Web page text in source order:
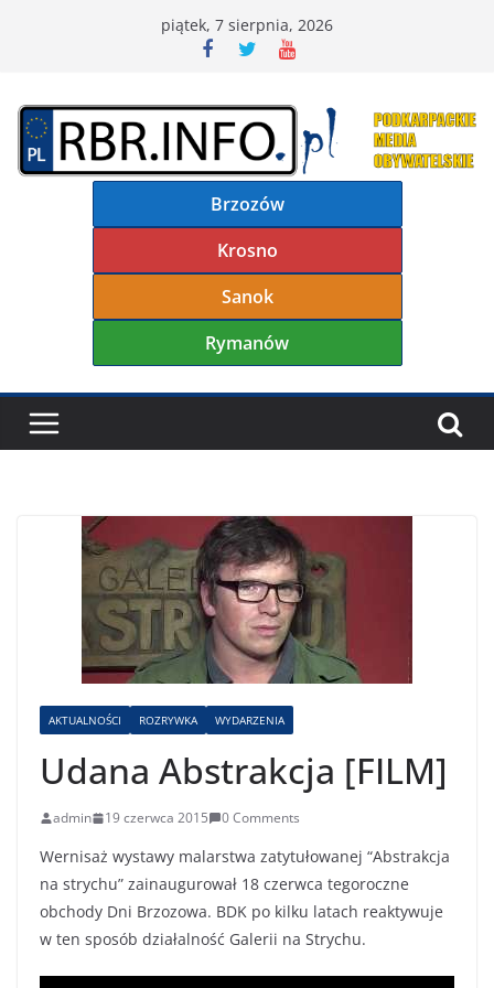
piątek, 7 sierpnia, 2026
Brzozów
Krosno
Sanok
Rymanów
AKTUALNOŚCI ROZRYWKA WYDARZENIA
Udana Abstrakcja [FILM]
admin 19 czerwca 2015 0 Comments
Wernisaż wystawy malarstwa zatytułowanej “Abstrakcja
na strychu” zainaugurował 18 czerwca tegoroczne
obchody Dni Brzozowa. BDK po kilku latach reaktywuje
w ten sposób działalność Galerii na Strychu.